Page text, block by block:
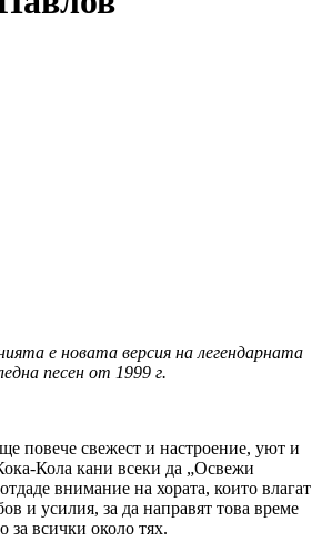
е новата версия на легендарната
песен от 1999 г.
повече свежест и настроение, уют и
Кола кани всеки да „Освежи
внимание на хората, които влагат
и усилия, за да направят това време
за всички около тях.